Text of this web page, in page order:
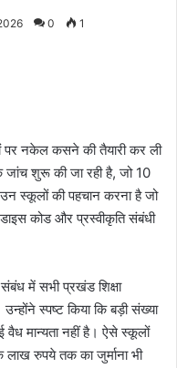
0 1
पर नकेल कसने की तैयारी कर ली
शुरू की जा रही है, जो 10
स्कूलों की पहचान करना है जो
कोड और प्रस्वीकृति संबंधी
में सभी प्रखंड शिक्षा
उन्होंने स्पष्ट किया कि बड़ी संख्या
मान्यता नहीं है। ऐसे स्कूलों
रुपये तक का जुर्माना भी